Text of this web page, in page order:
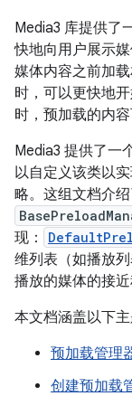
Media3 库提供了
快地向用户展示
媒体内容之前加
时，可以更快地
时，预加载的内容
Media3 提供了一
以自定义该类以
略。这组文档介
现：
维列表（如播放
播放的媒体的接
本文档涵盖以下主
预加载管理
创建预加载